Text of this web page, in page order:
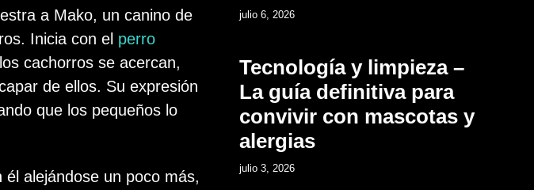
a Mako, un canino de
Inicia con el perro
cachorros se acercan,
de ellos. Su expresión
que los pequeños lo
alejándose un poco más,
julio 6, 2026
Tecnología y limpieza –
La guía definitiva para
convivir con mascotas y
alergias
julio 3, 2026